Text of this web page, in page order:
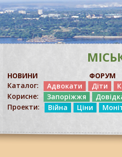
НОВИНИ ФОРУМ
Каталог:
Адвокати Діти
Корисне:
Запоріжжя
Проекти:
Війна Ціни